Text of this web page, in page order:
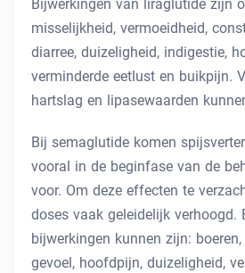
Bijwerkingen van liraglutide zijn
misselijkheid, vermoeidheid,
diarree, duizeligheid, indigestie,
verminderde eetlust en buikpijn.
hartslag en lipasewaarden
Bij semaglutide komen
vooral in de beginfase van de
voor. Om deze effecten te
doses vaak geleidelijk verhoogd.
bijwerkingen kunnen zijn:
gevoel, hoofdpijn, duizeligheid,